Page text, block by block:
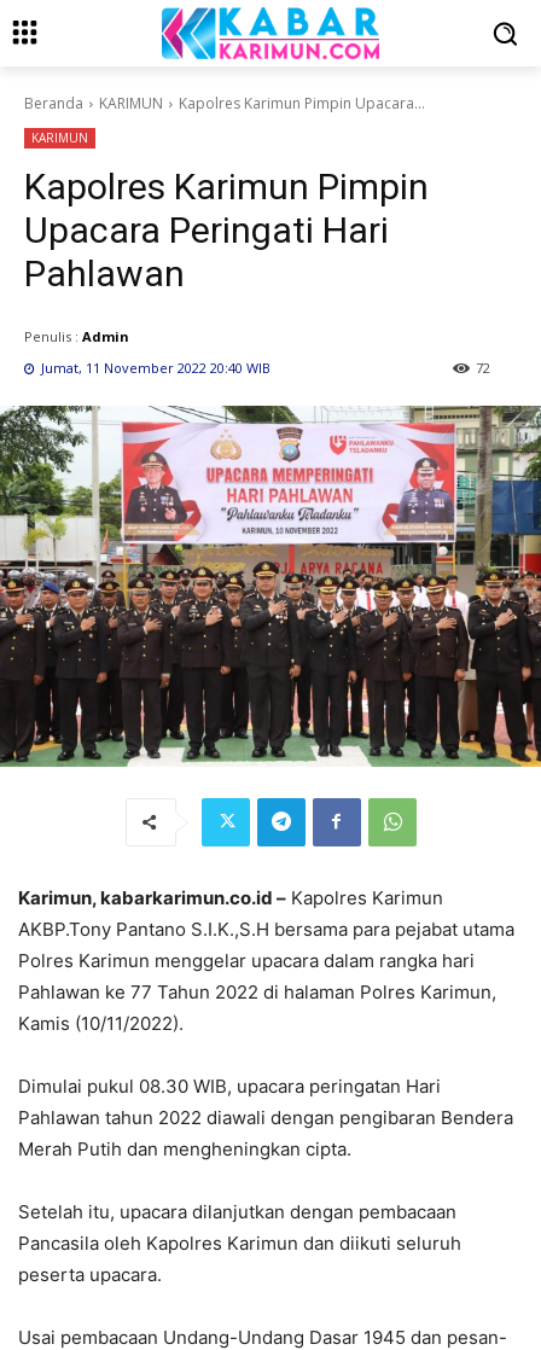
Beranda KARIMUN Kapolres Karimun Pimpin Upacara...
KARIMUN
Kapolres Karimun Pimpin
Upacara Peringati Hari
Pahlawan
Penulis : Admin
Jumat, 11 November 2022 20:40 WIB
72
Karimun, kabarkarimun.co.id – Kapolres Karimun
AKBP.Tony Pantano S.I.K.,S.H bersama para pejabat utama
Polres Karimun menggelar upacara dalam rangka hari
Pahlawan ke 77 Tahun 2022 di halaman Polres Karimun,
Kamis (10/11/2022).
Dimulai pukul 08.30 WIB, upacara peringatan Hari
Pahlawan tahun 2022 diawali dengan pengibaran Bendera
Merah Putih dan mengheningkan cipta.
Setelah itu, upacara dilanjutkan dengan pembacaan
Pancasila oleh Kapolres Karimun dan diikuti seluruh
peserta upacara.
Usai pembacaan Undang-Undang Dasar 1945 dan pesan-